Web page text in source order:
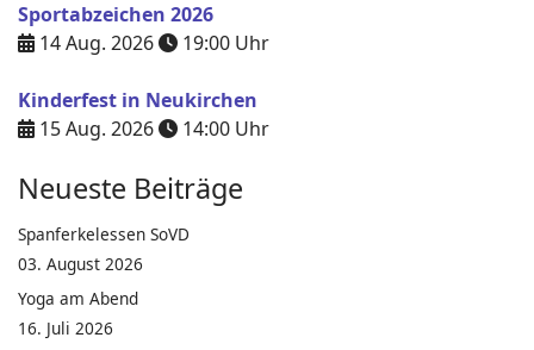
Sportabzeichen 2026
14 Aug. 2026
19:00 Uhr
Kinderfest in Neukirchen
15 Aug. 2026
14:00 Uhr
Neueste Beiträge
Spanferkelessen SoVD
03. August 2026
Yoga am Abend
16. Juli 2026